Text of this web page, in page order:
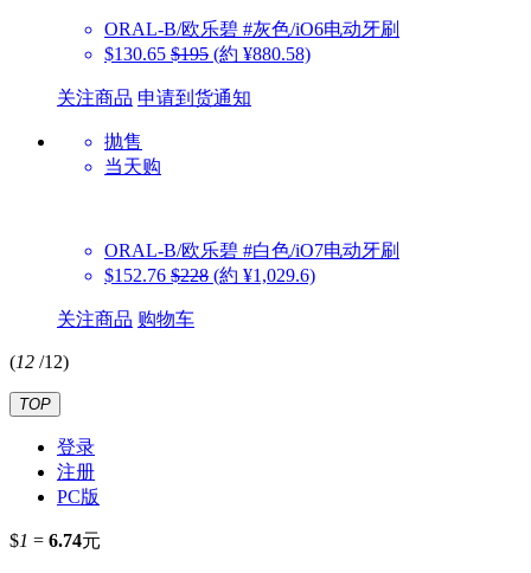
ORAL-B/欧乐碧 #灰色/iO6电动牙刷
$130.65 $195 (約 ¥880.58)
关注商品 申请到货通知
抛售
当天购
ORAL-B/欧乐碧 #白色/iO7电动牙刷
$152.76 $228 (約 ¥1,029.6)
关注商品 购物车
(12 /12)
TOP
登录
注册
PC版
$1 = 6.74元